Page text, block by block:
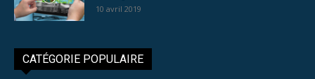
10 avril 2019
CATÉGORIE POPULAIRE